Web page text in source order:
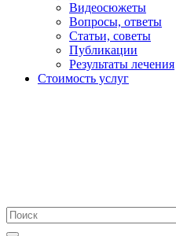
Видеосюжеты
Вопросы, ответы
Статьи, советы
Публикации
Результаты лечения
Стоимость услуг